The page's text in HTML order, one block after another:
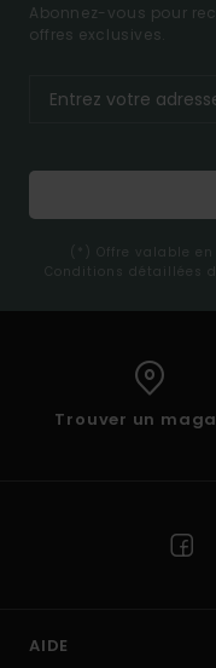
Abonnez-vous pour
offres exclusives.
(*) Offre valable
Conditions détaillées
Trouver un
AIDE